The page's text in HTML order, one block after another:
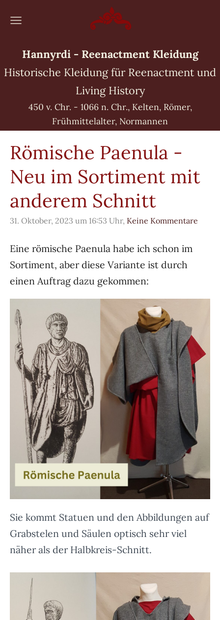
Hannyrdi - Reenactment Kleidung
Historische Kleidung für Reenactment und
Living History
450 v. Chr. - 1066 n. Chr., Kelten, Römer,
Frühmittelalter, Normannen
Römische Paenula -
Neu im Sortiment mit
anderem Schnitt
31. Oktober, 2023 um 16:53 Uhr, Keine Kommentare
Eine römische Paenula habe ich schon im
Sortiment, aber diese Variante ist durch
einen Auftrag dazu gekommen:
Sie kommt Statuen und den Abbildungen auf
Grabstelen und Säulen optisch sehr viel
näher als der Halbkreis-Schnitt.